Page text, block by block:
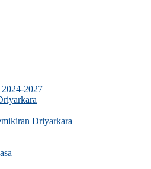
2027
Driyarkara